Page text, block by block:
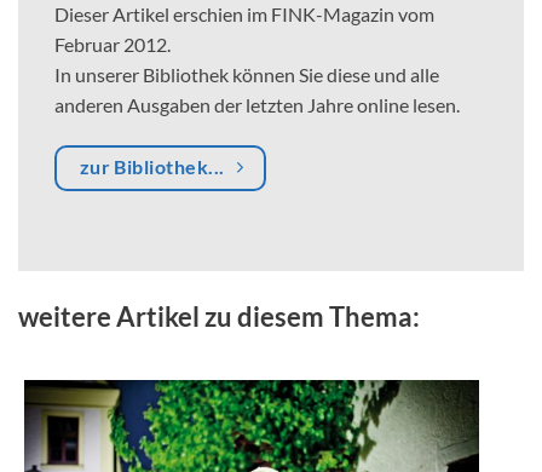
Dieser Artikel erschien im FINK-Magazin vom
Februar 2012.
In unserer Bibliothek können Sie diese und alle
anderen Ausgaben der letzten Jahre online lesen.
zur Bibliothek...
weitere Artikel zu diesem Thema: